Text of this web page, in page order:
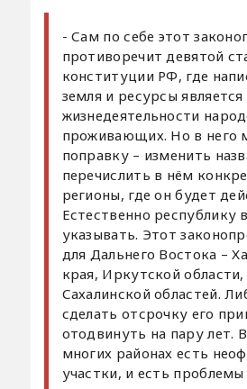
- Сам по себе этот
противоречит девятой
конституции РФ, где
земля и ресурсы
жизнедеятельности
проживающих. Но в него
поправку – изменить
перечислить в нём
регионы, где он будет
Естественно республику
указывать. Этот
для Дальнего Востока –
края, Иркутской
Сахалинской областей.
сделать отсрочку его
отодвинуть на пару лет.
многих районах есть
участки, и есть проблемы